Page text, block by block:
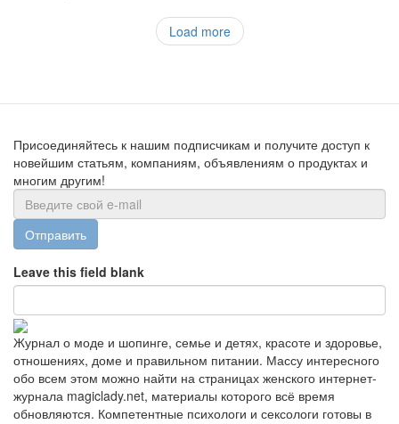
Load more
Присоединяйтесь к нашим подписчикам и получите доступ к
новейшим статьям, компаниям, объявлениям о продуктах и
многим другим!
Отправить
Leave this field blank
Журнал о моде и шопинге, семье и детях, красоте и здоровье,
отношениях, доме и правильном питании. Массу интересного
обо всем этом можно найти на страницах женского интернет-
журнала magiclady.net, материалы которого всё время
обновляются. Компетентные психологи и сексологи готовы в